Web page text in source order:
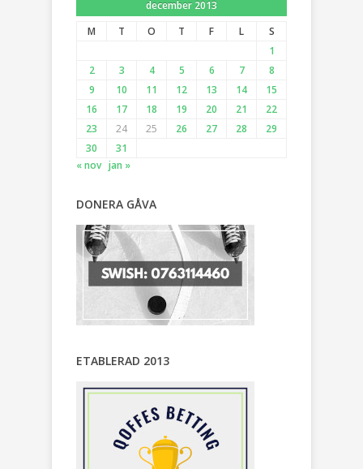
december 2013
M
T O T F L
S
1
2
3 4 5 6 7
8
9
10 11 12 13 14
15
16
17 18 19 20 21
22
23
24 25 26 27 28
29
30
31
« nov jan »
DONERA GÅVA
ETABLERAD 2013